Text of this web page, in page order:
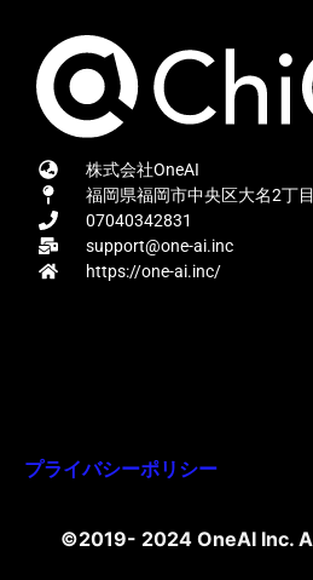
株式会社OneAI
福岡県福岡市中央区大名2丁
07040342831
support@one-ai.inc
https://one-ai.inc/
プライバシーポリシー
©2019- 2024 OneAI Inc.